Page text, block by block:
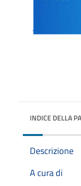
INDICE DELLA
Descrizione
A cura di